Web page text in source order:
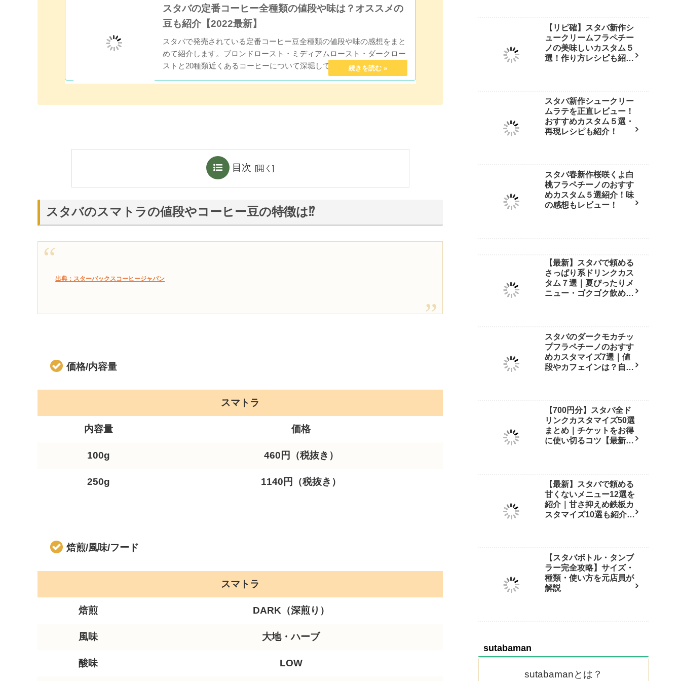
スタバの定番コーヒー全種類の値段や味は？オススメの
豆も紹介【2022最新】
スタバで発売されている定番コーヒー豆全種類の値段や味の感想をまと
めて紹介します。ブロンドロースト・ミディアムロースト・ダークロー
ストと20種類近くあるコーヒーについて深堀していきます。コーヒー好
目次
スタバのスマトラの値段やコーヒー豆の特徴は⁉
出典：スターバックスコーヒージャパン
価格/内容量
スマトラ
内容量 価格
100g 460円（税抜き）
250g 1140円（税抜き）
焙煎/風味/フード
スマトラ
焙煎 DARK（深煎り）
風味 大地・ハーブ
酸味 LOW
【リピ確】スタバ新作シ
ュークリームフラペチー
ノの美味しいカスタム５
選！作り方レシピも紹
スタバ新作シュークリー
ムラテを正直レビュー！
おすすめカスタム５選・
再現レシピも紹介！
スタバ春新作桜咲くよ白
桃フラペチーノのおすす
めカスタム５選紹介！味
の感想もレビュー！
【最新】スタバで頼める
さっぱり系ドリンクカス
タム７選｜夏ぴったりメ
ニュー・ゴクゴク飲める
スタバのダークモカチッ
プフラペチーノのおすす
めカスタマイズ7選｜値
段やカフェインは？自宅
【700円分】スタバ全ド
リンクカスタマイズ50選
まとめ｜チケットをお得
に使い切るコツ【最新
【最新】スタバで頼める
甘くないメニュー12選を
紹介｜甘さ抑えめ鉄板カ
スタマイズ10選も紹介
【スタバボトル・タンブ
ラー完全攻略】サイズ・
種類・使い方を元店員が
解説
sutabaman
sutabamanとは？